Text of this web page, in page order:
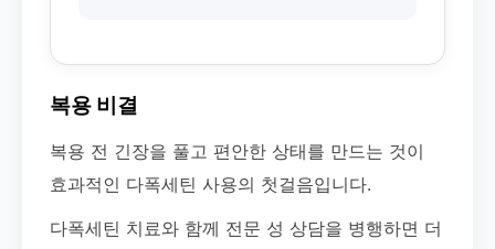
복용 비결
복용 전 긴장을 풀고 편안한 상태를 만드는 것이
효과적인 다폭세틴 사용의 첫걸음입니다.
다폭세틴 치료와 함께 전문 성 상담을 병행하면 더